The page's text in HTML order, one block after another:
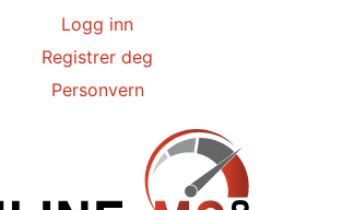
Logg inn
Registrer deg
Personvern